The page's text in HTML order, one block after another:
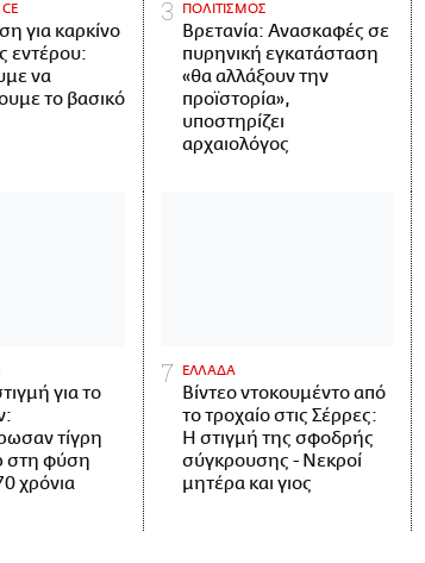
για καρκίνο
εντέρου:
να
το βασικό
ΠΟΛΙΤΙΣΜΟΣ
Βρετανία: Ανασκαφές σε
πυρηνική εγκατάσταση
«θα αλλάξουν την
προϊστορία»,
υποστηρίζει
αρχαιολόγος
για το
τίγρη
στη φύση
χρόνια
ΕΛΛΑΔΑ
Βίντεο ντοκουμέντο από
το τροχαίο στις Σέρρες:
Η στιγμή της σφοδρής
σύγκρουσης - Νεκροί
μητέρα και γιος